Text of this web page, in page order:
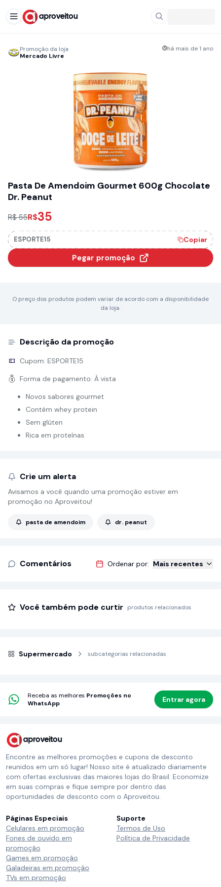
aproveitou
Promoção da loja
Mercado Livre
há mais de 1 ano
Pasta De Amendoim Gourmet 600g Chocolate
Dr. Peanut
R$ 55R$35
ESPORTE15 Copiar
Pegar promoção
O preço dos produtos podem variar de acordo com a disponibilidade
da loja.
Descrição da promoção
Cupom: ESPORTE15
Forma de pagamento: À vista
Novos sabores gourmet
Contém whey protein
Sem glúten
Rica em proteínas
Crie um alerta
Avisamos a você quando uma promoção estiver em
promoção no Aproveitou!
pasta de amendoim dr. peanut
Comentários Ordenar por: Mais recentes
Você também pode curtir produtos relacionados
Supermercado subcategorias relacionadas
Receba as melhores Promoções no
WhatsApp
Entrar agora
aproveitou
Encontre as melhores promoções e cupons de desconto
reunidos em um só lugar! Nosso site é atualizado diariamente
com ofertas exclusivas das maiores lojas do Brasil. Economize
em suas compras e fique sempre por dentro das
oportunidades de desconto com o Aproveitou.
Páginas Especiais
Celulares em promoção
Fones de ouvido em
promoção
Games em promoção
Galadeiras em promoção
TVs em promoção
Suporte
Termos de Uso
Política de Privacidade